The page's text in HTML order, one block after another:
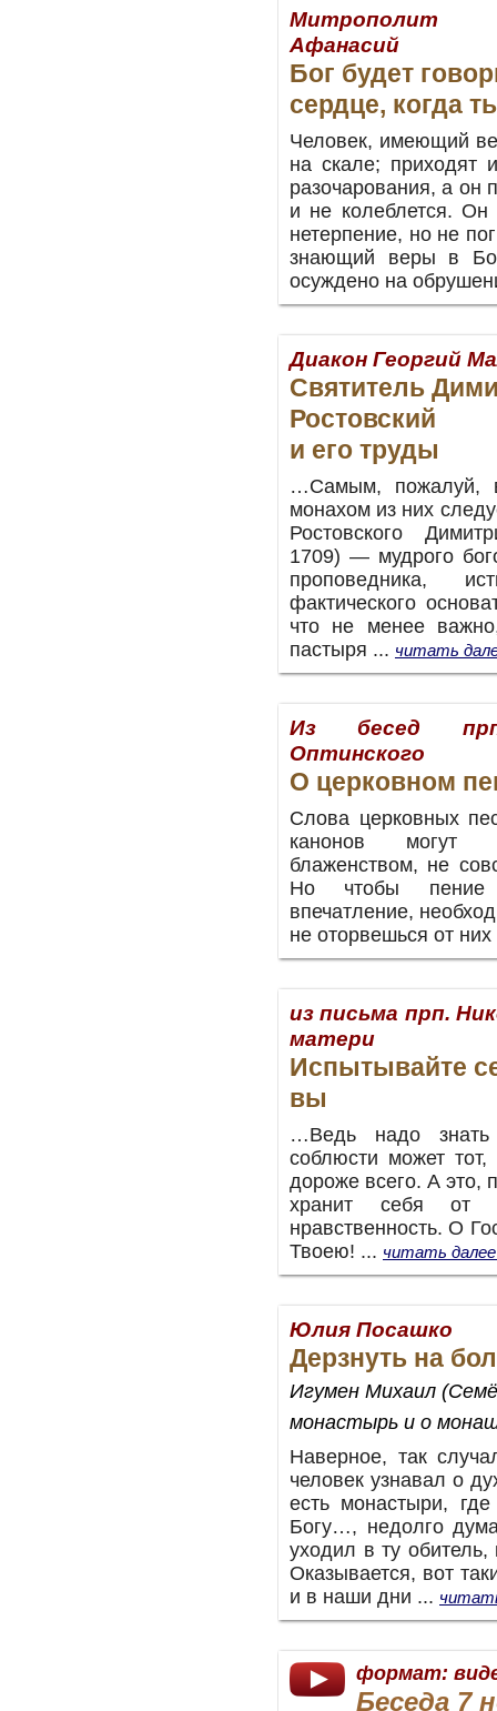
Митрополит
Афанасий
Бог будет
сердце, когда
Человек, имеющий
на скале; приходят
разочарования, а он
и не колеблется. Он
нетерпение, но не
знающий веры в
осуждено на
Диакон Георгий
Святитель
Ростовский
и его труды
…Самым, пожалуй,
монахом из них
Ростовского
1709) — мудрого
проповедника,
фактического
что не менее
пастыря ... читать
Из бесед
Оптинского
О церковном
Слова церковных
канонов могут
блаженством, не
Но чтобы пение
впечатление,
не оторвешься от
из письма прп.
матери
Испытывайте
вы
…Ведь надо
соблюсти может тот,
дороже всего. А это,
хранит себя от
нравственность. О
Твоею! ... читать далее
Юлия Посашко
Дерзнуть на
Игумен Михаил
монастырь и о
Наверное, так
человек узнавал о
есть монастыри,
Богу…, недолго
уходил в ту
Оказывается, вот
и в наши дни ...
формат:
Беседа 7